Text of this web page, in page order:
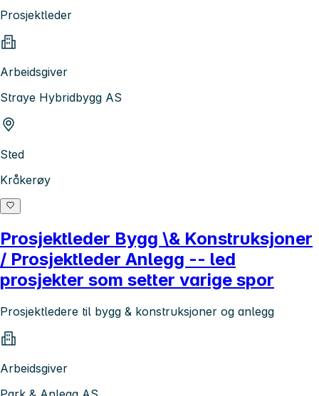
Prosjektleder
Arbeidsgiver
Straye Hybridbygg AS
Sted
Kråkerøy
Prosjektleder Bygg \& Konstruksjoner
/ Prosjektleder Anlegg -- led
prosjekter som setter varige spor
Prosjektledere til bygg & konstruksjoner og anlegg
Arbeidsgiver